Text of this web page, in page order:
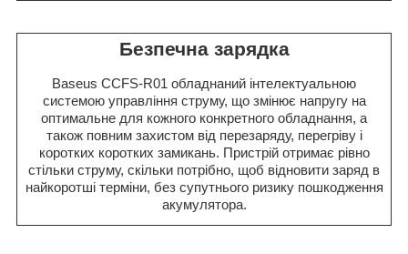
Безпечна зарядка
Baseus CCFS-R01 обладнаний інтелектуальною
системою управління струму, що змінює напругу на
оптимальне для кожного конкретного обладнання, а
також повним захистом від перезаряду, перегріву і
коротких коротких замикань. Пристрій отримає рівно
стільки струму, скільки потрібно, щоб відновити заряд в
найкоротші терміни, без супутнього ризику пошкодження
акумулятора.